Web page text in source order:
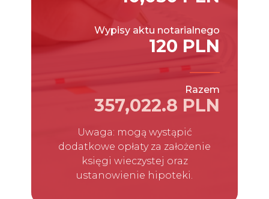
Wypisy aktu notarialnego
120 PLN
Razem
357,022.8 PLN
Uwaga: mogą wystąpić
dodatkowe opłaty za założenie
księgi wieczystej oraz
ustanowienie hipoteki.